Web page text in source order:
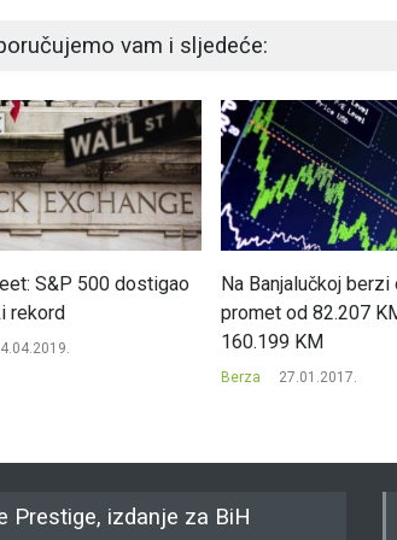
vam i sljedeće:
S&P 500 dostigao
rekord
Na Banjalučkoj berzi
promet od 82.207
160.199 KM
Berza 27.01.2017.
Prestige, izdanje za BiH